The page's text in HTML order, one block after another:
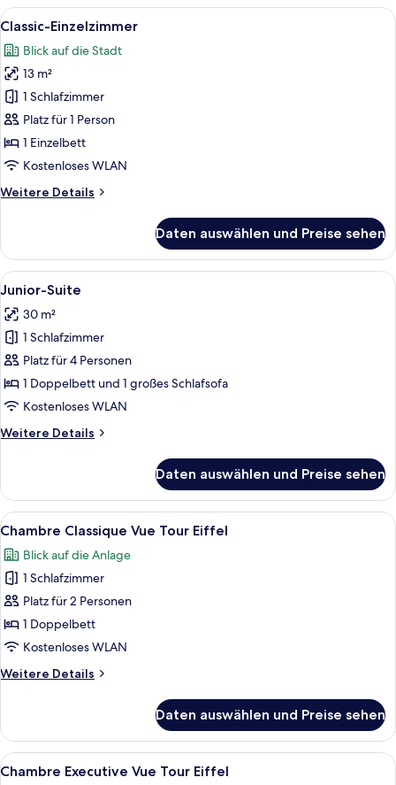
Alle
Fotos
für
Classic-
Einzelzimmer
anzeigen
Ein Hotelzimmer mit zwei Betten,
7
Classic-Einzelzimmer
Blick auf die Stadt
13 m²
1 Schlafzimmer
Platz für 1 Person
1 Einzelbett
Kostenloses WLAN
Weitere Details
Weitere
Einzelzimmer
Daten auswählen und Preise sehen
Alle
Fotos
für
Junior-
Suite
anzeigen
Ein ordentlich gemachtes Bett mit
12
Junior-Suite
30 m²
1 Schlafzimmer
Platz für 4 Personen
1 Doppelbett und 1 großes Schlafsofa
Kostenloses WLAN
Weitere Details
Weitere
Suite
Daten auswählen und Preise sehen
Alle
Fotos
für
Chambre
Classique
Vue
Tour
anzeigen
Ein Hotelzimmer mit einem großen
10
Chambre Classique Vue Tour Eiffel
Blick auf die Anlage
1 Schlafzimmer
Platz für 2 Personen
1 Doppelbett
Kostenloses WLAN
Weitere Details
Weitere
Classique
Vue
Tour
Daten auswählen und Preise sehen
Alle
Ein ordentlich eingerichtetes
10
Chambre Executive Vue Tour Eiffel